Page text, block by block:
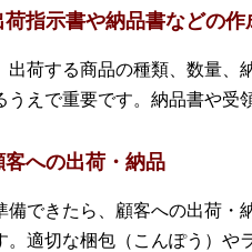
荷指示書や納品書などの作
出荷する商品の種類、数量
うえで重要です。納品書や受
客への出荷・納品
備できたら、顧客への出荷
。適切な梱包（こんぽう）や